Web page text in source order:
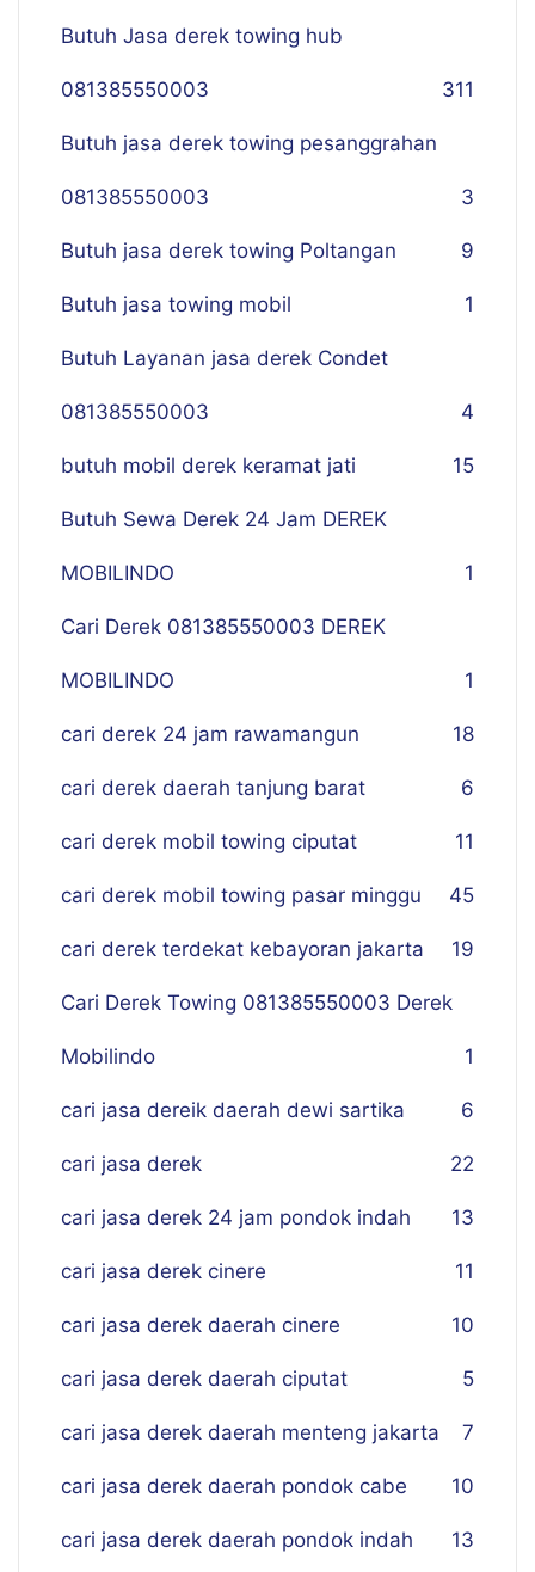
Butuh Jasa derek towing hub
081385550003 311
Butuh jasa derek towing pesanggrahan
081385550003 3
Butuh jasa derek towing Poltangan 9
Butuh jasa towing mobil 1
Butuh Layanan jasa derek Condet
081385550003 4
butuh mobil derek keramat jati 15
Butuh Sewa Derek 24 Jam DEREK
MOBILINDO 1
Cari Derek 081385550003 DEREK
MOBILINDO 1
cari derek 24 jam rawamangun 18
cari derek daerah tanjung barat 6
cari derek mobil towing ciputat 11
cari derek mobil towing pasar minggu 45
cari derek terdekat kebayoran jakarta 19
Cari Derek Towing 081385550003 Derek
Mobilindo 1
cari jasa dereik daerah dewi sartika 6
cari jasa derek 22
cari jasa derek 24 jam pondok indah 13
cari jasa derek cinere 11
cari jasa derek daerah cinere 10
cari jasa derek daerah ciputat 5
cari jasa derek daerah menteng jakarta 7
cari jasa derek daerah pondok cabe 10
cari jasa derek daerah pondok indah 13